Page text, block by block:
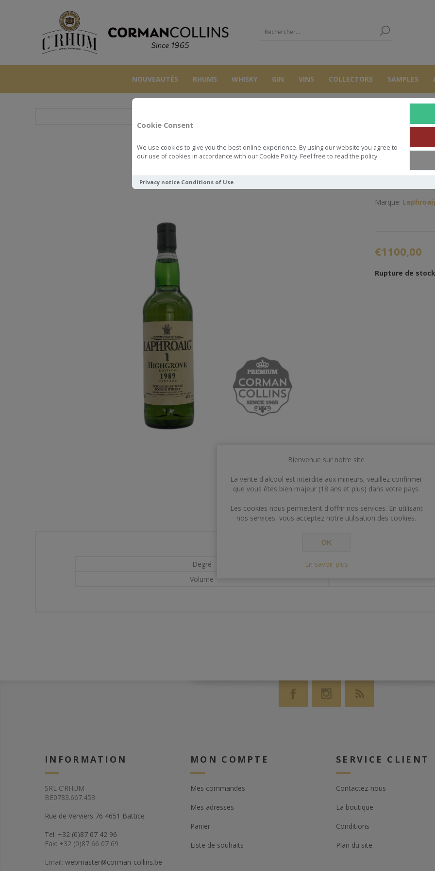
Cookie Consent
We use cookies to give you the best online experience. By using our website you agree to
our use of cookies in accordance with our Cookie Policy. Feel free to read the policy.
Privacy notice Conditions of Use
NOUVEAUTÉS RHUMS WHISKY GIN VINS COLLECTORS SAMPLES
LAPHROAIG HIGH GROOVE 1989
Marque:
€1100,00
Rupture de stock
SPECIFICATIONS CONTACT US
Degré
Volume
INFORMATION
SRL C’RHUM
BE0783.667.453
Rue de Verviers 76 4651 Battice
Tel: +32 (0)87 67 42 96
Fax: +32 (0)87 66 07 69
Email: webmaster@corman-collins.be
MON COMPTE
Mes commandes
Mes adresses
Panier
Liste de souhaits
SERVICE CLIENT
Contactez-nous
La boutique
Conditions
Plan du site
Bienvenue sur notre site
La vente d'alcool est interdite aux mineurs, veuillez confirmer
que vous êtes bien majeur (18 ans et plus) dans votre pays.
Les cookies nous permettent d'offrir nos services. En utilisant
nos services, vous acceptez notre utilisation des cookies.
OK
En savoir plus